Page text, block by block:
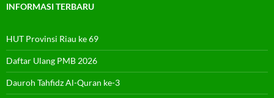
INFORMASI TERBARU
HUT Provinsi Riau ke 69
Daftar Ulang PMB 2026
Dauroh Tahfidz Al-Quran ke-3